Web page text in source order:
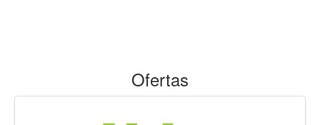
Ofertas